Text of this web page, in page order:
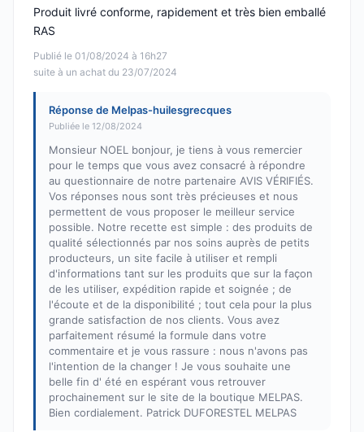
Publié le 01/08/2024 à 16h27
suite à un achat du 23/07/2024
Produit livré conforme, rapidement et très bien emballé
RAS
Réponse de Melpas-huilesgrecques
Publiée le 12/08/2024
Monsieur NOEL bonjour, je tiens à vous remercier
pour le temps que vous avez consacré à répondre
au questionnaire de notre partenaire AVIS VÉRIFIÉS.
Vos réponses nous sont très précieuses et nous
permettent de vous proposer le meilleur service
possible. Notre recette est simple : des produits de
qualité sélectionnés par nos soins auprès de petits
producteurs, un site facile à utiliser et rempli
d'informations tant sur les produits que sur la façon
de les utiliser, expédition rapide et soignée ; de
l'écoute et de la disponibilité ; tout cela pour la plus
grande satisfaction de nos clients. Vous avez
parfaitement résumé la formule dans votre
commentaire et je vous rassure : nous n'avons pas
l'intention de la changer ! Je vous souhaite une
belle fin d' été en espérant vous retrouver
prochainement sur le site de la boutique MELPAS.
Bien cordialement. Patrick DUFORESTEL MELPAS